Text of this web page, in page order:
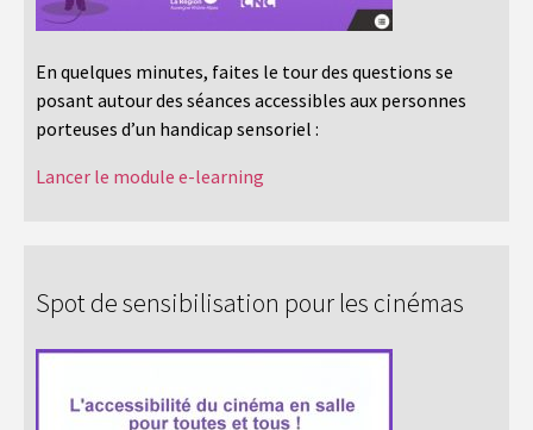
En quelques minutes, faites le tour des questions se
posant autour des séances accessibles aux personnes
porteuses d’un handicap sensoriel :
Lancer le module e-learning
Spot de sensibilisation pour les cinémas